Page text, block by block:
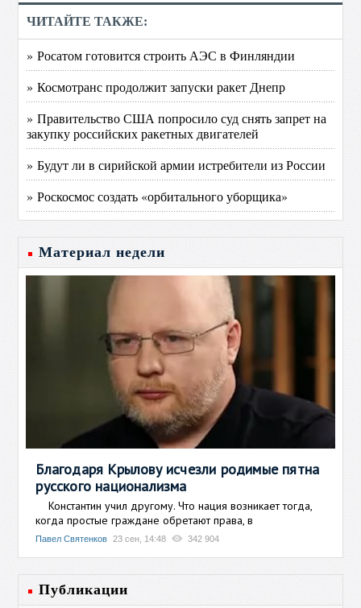
ЧИТАЙТЕ ТАКЖЕ:
» Росатом готовится строить АЭС в Финляндии
» Космотранс продолжит запуски ракет Днепр
» Правительство США попросило суд снять запрет на
закупку российских ракетных двигателей
» Будут ли в сирийской армии истребители из России
» Роскосмос создать «орбитального уборщика»
Материал недели
Благодаря Крылову исчезли родимые пятна
русского национализма
Константин учил другому. Что нация возникает тогда,
когда простые граждане обретают права, в
Павел Святенков 23 сен, 14:48 342 904
Публикации